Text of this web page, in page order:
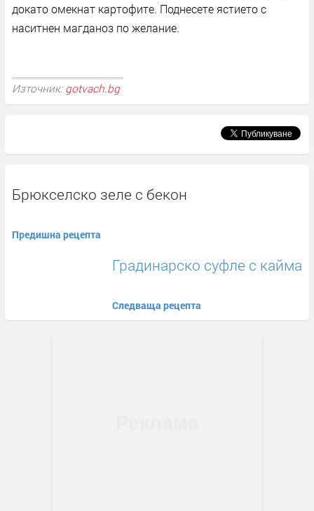
докато омекнат картофите. Поднесете ястието с
наситнен магданоз по желание.
Източник: gotvach.bg
Брюкселско зеле с бекон
Предишна рецепта
Градинарско суфле с кайма
Следваща рецепта